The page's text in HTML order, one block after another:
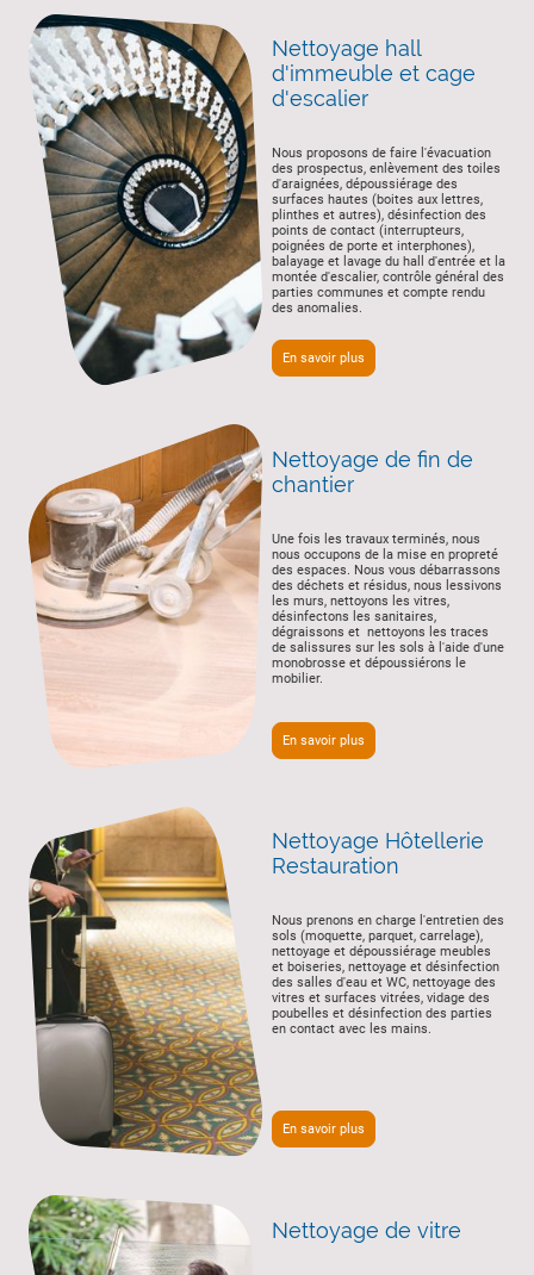
Nettoyage hall
d'immeuble et cage
d'escalier
Nous proposons de faire l'évacuation
des prospectus, enlèvement des toiles
d'araignées, dépoussiérage des
surfaces hautes (boites aux lettres,
plinthes et autres), désinfection des
points de contact (interrupteurs,
poignées de porte et interphones),
balayage et lavage du hall d'entrée et la
montée d'escalier, contrôle général des
parties communes et compte rendu
des anomalies.
En savoir plus
Nettoyage de fin de
chantier
Une fois les travaux terminés, nous
nous occupons de la mise en propreté
des espaces. Nous vous débarrassons
des déchets et résidus, nous lessivons
les murs, nettoyons les vitres,
désinfectons les sanitaires,
dégraissons et nettoyons les traces
de salissures sur les sols à l'aide d'une
monobrosse et dépoussiérons le
mobilier.
En savoir plus
Nettoyage Hôtellerie
Restauration
Nous prenons en charge l'entretien des
sols (moquette, parquet, carrelage),
nettoyage et dépoussiérage meubles
et boiseries, nettoyage et désinfection
des salles d'eau et WC, nettoyage des
vitres et surfaces vitrées, vidage des
poubelles et désinfection des parties
en contact avec les mains.
En savoir plus
Nettoyage de vitre